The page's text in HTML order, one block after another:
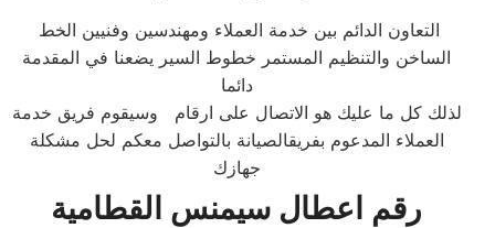
التعاون الدائم بين خدمة العملاء ومهندسين وفنيين الخط
الساخن والتنظيم المستمر خطوط السير يضعنا في المقدمة
دائما
لذلك كل ما عليك هو الاتصال على ارقام وسيقوم فريق خدمة
العملاء المدعوم بفريقالصيانة بالتواصل معكم لحل مشكلة
جهازك
رقم اعطال سيمنس القطامية